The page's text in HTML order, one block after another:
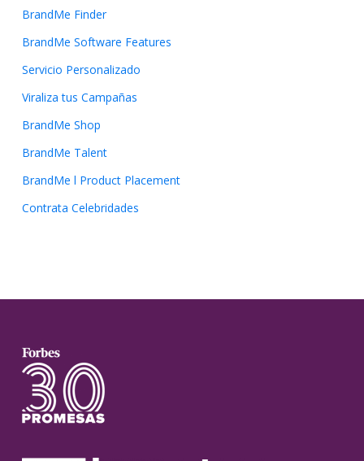
BrandMe Finder
BrandMe Software Features
Servicio Personalizado
Viraliza tus Campañas
BrandMe Shop
BrandMe Talent
BrandMe l Product Placement
Contrata Celebridades